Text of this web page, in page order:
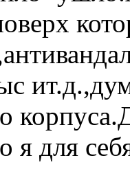
я для